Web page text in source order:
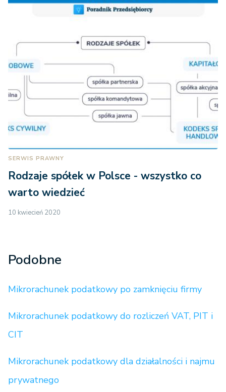
SERWIS PRAWNY
Rodzaje spółek w Polsce - wszystko co
warto wiedzieć
10 kwiecień 2020
Podobne
Mikrorachunek podatkowy po zamknięciu firmy
Mikrorachunek podatkowy do rozliczeń VAT, PIT i
CIT
Mikrorachunek podatkowy dla działalności i najmu
prywatnego